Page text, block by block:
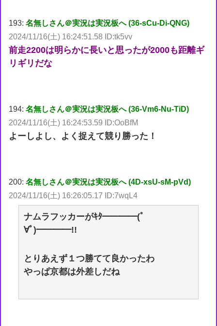
193:名無しさん＠実況は実況板へ (36-sCu-Di-QNG)
2024/11/16(土) 16:24:51.58 ID:tk5vv
前走2200は明らかに長いと思ったが2000も距離ギ
リギリだな
194:名無しさん＠実況は実況板へ (36-Vm6-Nu-TiD)
2024/11/16(土) 16:24:53.59 ID:OoBfM
よーしよし、よく捉えて競り勝った！
200:名無しさん＠実況は実況板へ (4D-xsU-sM-pVd)
2024/11/16(土) 16:26:05.17 ID:7wqL4
ナムラフッカーがｷﾀ━━━━(ﾟ
∀ﾟ)━━━━!!
とりあえず１つ勝てて良かったわ
やっぱ京都は外差しだね